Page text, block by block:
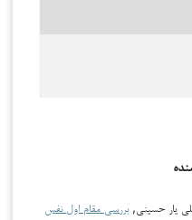
یار حسینی,بررسی مقام اول نفس